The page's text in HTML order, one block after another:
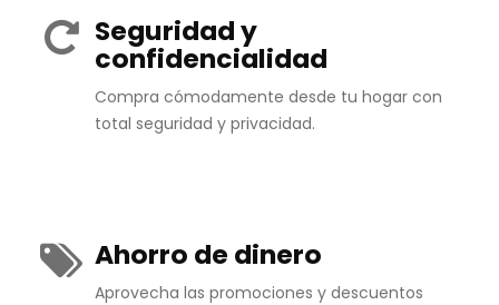
Seguridad y
confidencialidad
Compra cómodamente desde tu hogar con
total seguridad y privacidad.
Ahorro de dinero
Aprovecha las promociones y descuentos